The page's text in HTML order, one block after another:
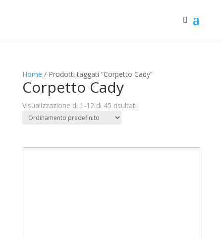
Home / Prodotti taggati “Corpetto Cady”
Corpetto Cady
Visualizzazione di 1-12 di 45 risultati